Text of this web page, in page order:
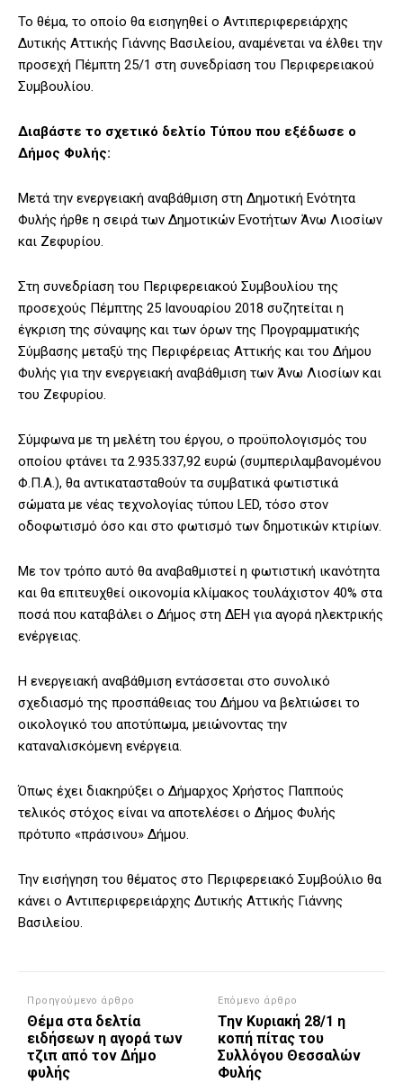
Το θέμα, το οποίο θα εισηγηθεί ο Αντιπεριφερειάρχης
Δυτικής Αττικής Γιάννης Βασιλείου, αναμένεται να έλθει την
προσεχή Πέμπτη 25/1 στη συνεδρίαση του Περιφερειακού
Συμβουλίου.
Διαβάστε το σχετικό δελτίο Τύπου που εξέδωσε ο
Δήμος Φυλής:
Μετά την ενεργειακή αναβάθμιση στη Δημοτική Ενότητα
Φυλής ήρθε η σειρά των Δημοτικών Ενοτήτων Άνω Λιοσίων
και Ζεφυρίου.
Στη συνεδρίαση του Περιφερειακού Συμβουλίου της
προσεχούς Πέμπτης 25 Ιανουαρίου 2018 συζητείται η
έγκριση της σύναψης και των όρων της Προγραμματικής
Σύμβασης μεταξύ της Περιφέρειας Αττικής και του Δήμου
Φυλής για την ενεργειακή αναβάθμιση των Άνω Λιοσίων και
του Ζεφυρίου.
Σύμφωνα με τη μελέτη του έργου, ο προϋπολογισμός του
οποίου φτάνει τα 2.935.337,92 ευρώ (συμπεριλαμβανομένου
Φ.Π.Α.), θα αντικατασταθούν τα συμβατικά φωτιστικά
σώματα με νέας τεχνολογίας τύπου LED, τόσο στον
οδοφωτισμό όσο και στο φωτισμό των δημοτικών κτιρίων.
Με τον τρόπο αυτό θα αναβαθμιστεί η φωτιστική ικανότητα
και θα επιτευχθεί οικονομία κλίμακος τουλάχιστον 40% στα
ποσά που καταβάλει ο Δήμος στη ΔΕΗ για αγορά ηλεκτρικής
ενέργειας.
Η ενεργειακή αναβάθμιση εντάσσεται στο συνολικό
σχεδιασμό της προσπάθειας του Δήμου να βελτιώσει το
οικολογικό του αποτύπωμα, μειώνοντας την
καταναλισκόμενη ενέργεια.
Όπως έχει διακηρύξει ο Δήμαρχος Χρήστος Παππούς
τελικός στόχος είναι να αποτελέσει ο Δήμος Φυλής
πρότυπο «πράσινου» Δήμου.
Την εισήγηση του θέματος στο Περιφερειακό Συμβούλιο θα
κάνει ο Αντιπεριφερειάρχης Δυτικής Αττικής Γιάννης
Βασιλείου.
Προηγούμενο άρθρο
Θέμα στα δελτία
ειδήσεων η αγορά των
τζιπ από τον Δήμο
φυλής
Επόμενο άρθρο
Την Κυριακή 28/1 η
κοπή πίτας του
Συλλόγου Θεσσαλών
Φυλής